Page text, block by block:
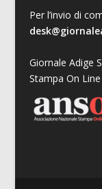
Per l’invio di
Giornale Adige
Stampa On Line